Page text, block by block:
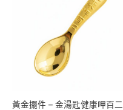
黃金擺件 – 金湯匙健康呷百二